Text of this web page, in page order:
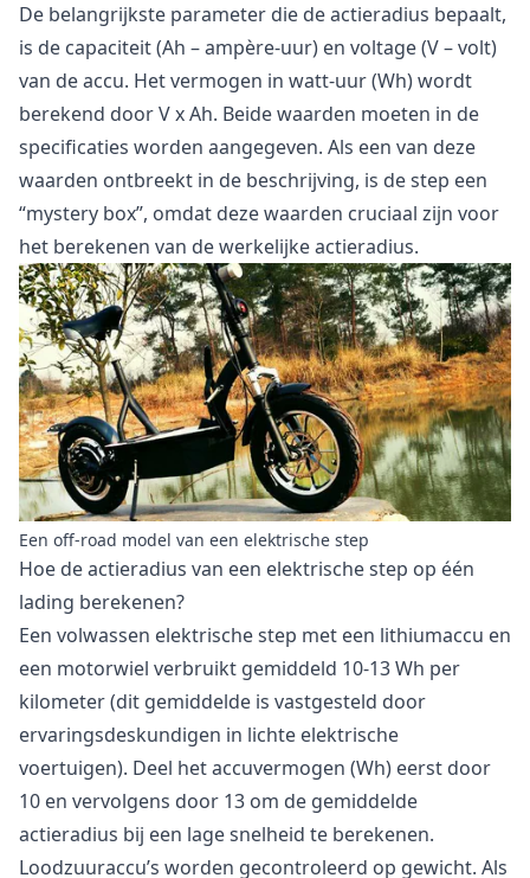
De belangrijkste parameter die de actieradius bepaalt,
is de capaciteit (Ah – ampère-uur) en voltage (V – volt)
van de accu. Het vermogen in watt-uur (Wh) wordt
berekend door V x Ah. Beide waarden moeten in de
specificaties worden aangegeven. Als een van deze
waarden ontbreekt in de beschrijving, is de step een
“mystery box”, omdat deze waarden cruciaal zijn voor
het berekenen van de werkelijke actieradius.
Een off-road model van een elektrische step
Hoe de actieradius van een elektrische step op één
lading berekenen?
Een volwassen elektrische step met een lithiumaccu en
een motorwiel verbruikt gemiddeld 10-13 Wh per
kilometer (dit gemiddelde is vastgesteld door
ervaringsdeskundigen in lichte elektrische
voertuigen). Deel het accuvermogen (Wh) eerst door
10 en vervolgens door 13 om de gemiddelde
actieradius bij een lage snelheid te berekenen.
Loodzuuraccu’s worden gecontroleerd op gewicht. Als